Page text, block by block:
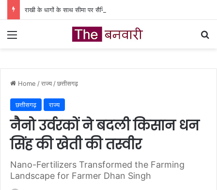
Menu
Home /राज्य /छत्तीसगढ़
छत्तीसगढ़ राज्य
नैनो उर्वरकों ने बदली किसान धन
सिंह की खेती की तस्वीर
Nano-Fertilizers Transformed the Farming
Landscape for Farmer Dhan Singh